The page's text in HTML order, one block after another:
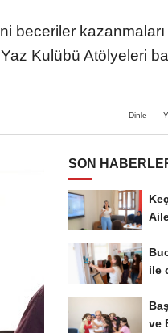
beceriler
Kulübü Atölyeleri
Dinle
SON
ile
ve